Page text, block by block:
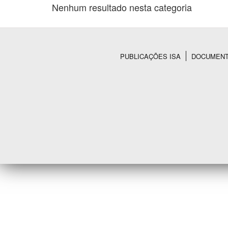
Nenhum resultado nesta categoria
PUBLICAÇÕES ISA